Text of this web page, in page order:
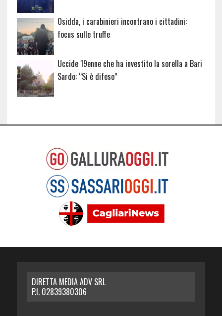
Osidda, i carabinieri incontrano i cittadini:
focus sulle truffe
Uccide 19enne che ha investito la sorella a Bari
Sardo: “Si è difeso”
DIRETTA MEDIA ADV SRL
P.I. 02839380306